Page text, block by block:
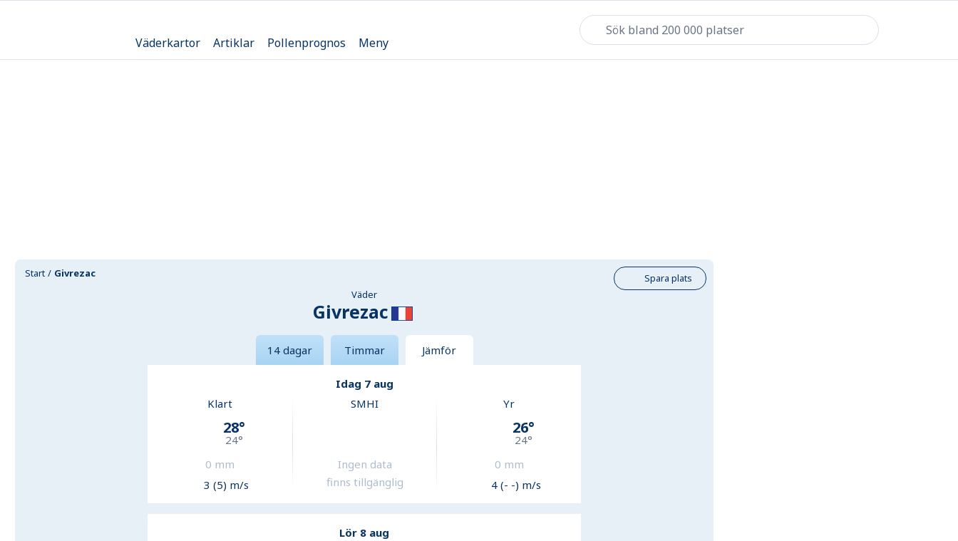
Väderkartor Artiklar Pollenprognos Meny
Start Givrezac
Spara plats
Väder
Givrezac
14 dagar Timmar Jämför
Idag 7 aug
Klart
28°
24°
0 mm
3 (5) m/s
SMHI
Ingen data
finns tillgänglig
Yr
26°
24°
0 mm
4 (- -) m/s
Lör 8 aug